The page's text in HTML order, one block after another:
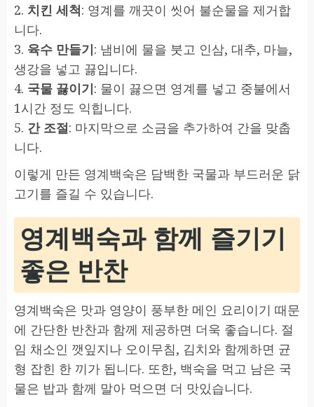
2. 치킨 세척: 영계를 깨끗이 씻어 불순물을 제거합
니다.
3. 육수 만들기: 냄비에 물을 붓고 인삼, 대추, 마늘,
생강을 넣고 끓입니다.
4. 국물 끓이기: 물이 끓으면 영계를 넣고 중불에서
1시간 정도 익힙니다.
5. 간 조절: 마지막으로 소금을 추가하여 간을 맞춥
니다.
이렇게 만든 영계백숙은 담백한 국물과 부드러운 닭
고기를 즐길 수 있습니다.
영계백숙과 함께 즐기기
좋은 반찬
영계백숙은 맛과 영양이 풍부한 메인 요리이기 때문
에 간단한 반찬과 함께 제공하면 더욱 좋습니다. 절
임 채소인 깻잎지나 오이무침, 김치와 함께하면 균
형 잡힌 한 끼가 됩니다. 또한, 백숙을 먹고 남은 국
물은 밥과 함께 말아 먹으면 더 맛있습니다.